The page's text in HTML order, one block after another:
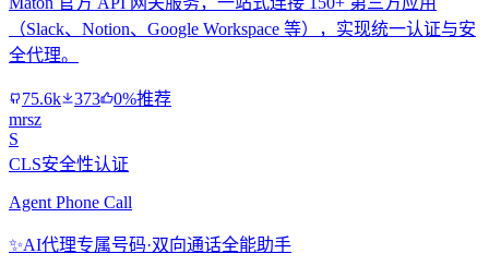
（Slack、Notion、Google Workspace 等），实现统一认证与安
全代理。
75.6k 373
0%推荐
mrsz
S
CLS安全性认证
Agent Phone Call
✨AI代理专属号码·双向通话全能助手